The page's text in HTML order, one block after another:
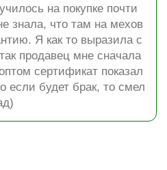
на покупке почти
знала, что там на мехов
Я как то выразила с
продавец мне сначала
сертификат показал
если будет брак, то смел